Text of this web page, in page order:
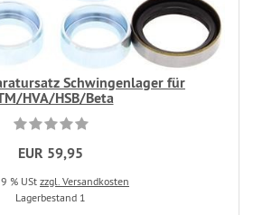
Schwingenlager für
HVA/HSB/Beta
EUR 59,95
% USt zzgl. Versandkosten
Lagerbestand 1